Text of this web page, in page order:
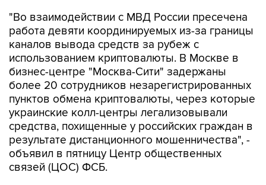
"Во взаимодействии с МВД России пресечена
работа девяти координируемых из-за границы
каналов вывода средств за рубеж с
использованием криптовалюты. В Москве в
бизнес-центре "Москва-Сити" задержаны
более 20 сотрудников незарегистрированных
пунктов обмена криптовалюты, через которые
украинские колл-центры легализовывали
средства, похищенные у российских граждан в
результате дистанционного мошенничества", -
объявил в пятницу Центр общественных
связей (ЦОС) ФСБ.